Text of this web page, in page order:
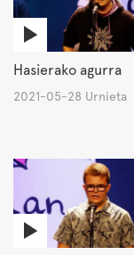
Hasierako agurra
2021-05-28 Urnieta